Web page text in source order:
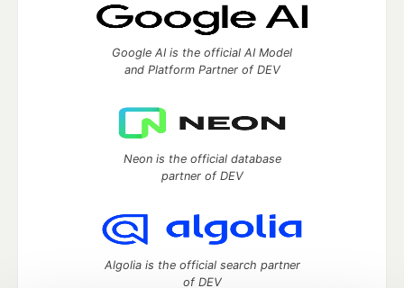
Google AI is the official AI Model
and Platform Partner of DEV
Neon is the official database
partner of DEV
Algolia is the official search partner
of DEV